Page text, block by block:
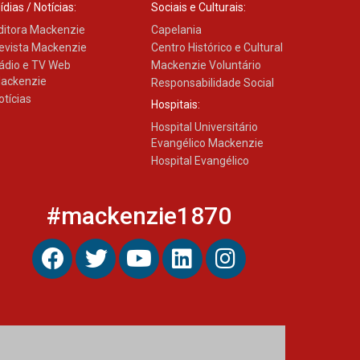
/ Notícias:
Mackenzie
Mackenzie
e TV Web
Sociais e Culturais:
Capelania
Centro Histórico e Cultural
Mackenzie Voluntário
Responsabilidade Social
Hospitais:
Hospital Universitário
Evangélico Mackenzie
Hospital Evangélico
#mackenzie1870